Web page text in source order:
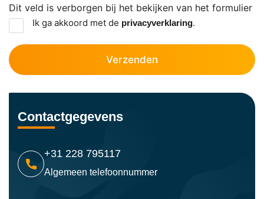
Dit veld is verborgen bij het bekijken van het formulier
Ik ga akkoord met de privacyverklaring.
Contactgegevens
+31 228 795117
Algemeen telefoonnummer